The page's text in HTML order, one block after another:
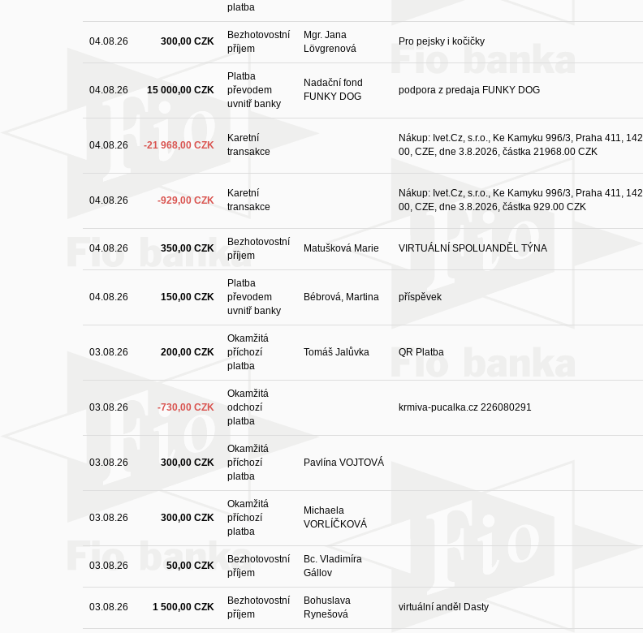
platba
04.08.26 300,00 CZK
Bezhotovostní
příjem
Mgr. Jana
Lövgrenová
Pro pejsky i kočičky
04.08.26 15 000,00 CZK
Platba
převodem
uvnitř banky
Nadační fond
FUNKY DOG
podpora z predaja FUNKY DOG
04.08.26 -21 968,00 CZK
Karetní
transakce
Nákup: Ivet.Cz, s.r.o., Ke Kamyku 996/3, Praha 411, 142
00, CZE, dne 3.8.2026, částka 21968.00 CZK
04.08.26 -929,00 CZK
Karetní
transakce
Nákup: Ivet.Cz, s.r.o., Ke Kamyku 996/3, Praha 411, 142
00, CZE, dne 3.8.2026, částka 929.00 CZK
04.08.26 350,00 CZK
Bezhotovostní
příjem
Matušková Marie VIRTUÁLNÍ SPOLUANDĚL TÝNA
04.08.26 150,00 CZK
Platba
převodem
uvnitř banky
Bébrová, Martina příspěvek
03.08.26 200,00 CZK
Okamžitá
příchozí
platba
Tomáš Jalůvka QR Platba
03.08.26 -730,00 CZK
Okamžitá
odchozí
platba
krmiva-pucalka.cz 226080291
03.08.26 300,00 CZK
Okamžitá
příchozí
platba
Pavlína VOJTOVÁ
03.08.26 300,00 CZK
Okamžitá
příchozí
platba
Michaela
VORLÍČKOVÁ
03.08.26 50,00 CZK
Bezhotovostní
příjem
Bc. Vladimíra
Gállov
03.08.26 1 500,00 CZK
Bezhotovostní
příjem
Bohuslava
Rynešová
virtuální anděl Dasty